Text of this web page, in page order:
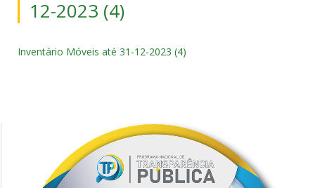
12-2023 (4)
Inventário Móveis até 31-12-2023 (4)